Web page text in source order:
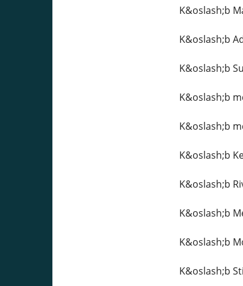
K&oslash;b
K&oslash;b
K&oslash;b
K&oslash;b
K&oslash;b
K&oslash;b
K&oslash;b
K&oslash;b
K&oslash;b
K&oslash;b